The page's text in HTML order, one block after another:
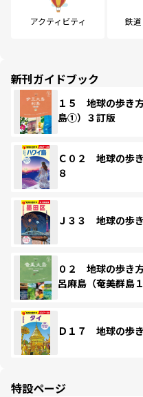
アクティビティ 鉄
新刊ガイドブック
１５ 地球の歩き
島①）３訂版
Ｃ０２ 地球の歩
８
Ｊ３３ 地球の歩
０２ 地球の歩
呂麻島（奄美群島
Ｄ１７ 地球の歩
特設ページ